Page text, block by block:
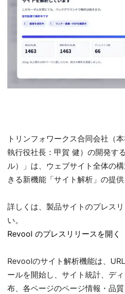
トリンフォワークス合同会社（
執行役社長：甲賀 健）の開発す
ル）」は、ウェブサイト全体の
きる新機能「サイト解析」の提供
詳しくは、製品サイトのプレス
い。
Revool のプレスリリースを開く
Revoolのサイト解析機能は、
ールを開始し、サイト統計、デ
布、各ページのページ情報・品